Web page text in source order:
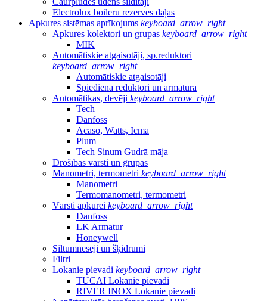
Electrolux boileru rezerves daļas
Apkures sistēmas aprīkojums keyboard_arrow_right
Apkures kolektori un grupas keyboard_arrow_right
MIK
Automātiskie atgaisotāji, sp.reduktori
keyboard_arrow_right
Automātiskie atgaisotāji
Spiediena reduktori un armatūra
Automātikas, devēji keyboard_arrow_right
Tech
Danfoss
Acaso, Watts, Icma
Plum
Tech Sinum Gudrā māja
Drošības vārsti un grupas
Manometri, termometri keyboard_arrow_right
Manometri
Termomanometri, termometri
Vārsti apkurei keyboard_arrow_right
Danfoss
LK Armatur
Honeywell
Siltumnesēji un šķidrumi
Filtri
Lokanie pievadi keyboard_arrow_right
TUCAI Lokanie pievadi
RIVER INOX Lokanie pievadi